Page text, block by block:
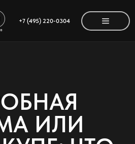
+7 (495) 220-0304
ИЛИ